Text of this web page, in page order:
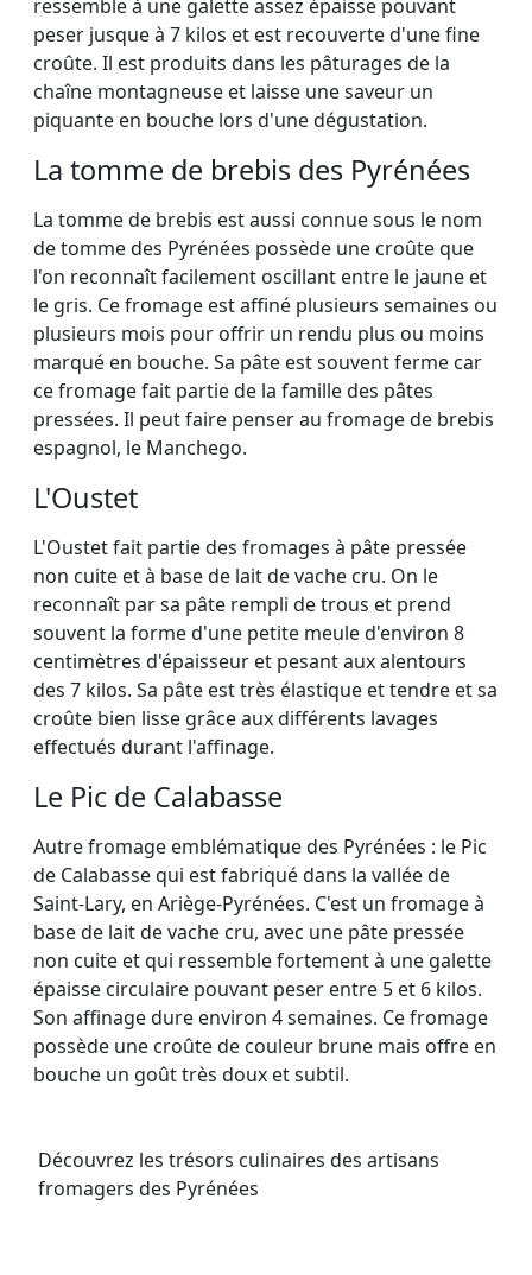
ressemble à une galette assez épaisse pouvant
peser jusque à 7 kilos et est recouverte d'une fine
croûte. Il est produits dans les pâturages de la
chaîne montagneuse et laisse une saveur un
piquante en bouche lors d'une dégustation.
La tomme de brebis des Pyrénées
La tomme de brebis est aussi connue sous le nom
de tomme des Pyrénées possède une croûte que
l'on reconnaît facilement oscillant entre le jaune et
le gris. Ce fromage est affiné plusieurs semaines ou
plusieurs mois pour offrir un rendu plus ou moins
marqué en bouche. Sa pâte est souvent ferme car
ce fromage fait partie de la famille des pâtes
pressées. Il peut faire penser au fromage de brebis
espagnol, le Manchego.
L'Oustet
L'Oustet fait partie des fromages à pâte pressée
non cuite et à base de lait de vache cru. On le
reconnaît par sa pâte rempli de trous et prend
souvent la forme d'une petite meule d'environ 8
centimètres d'épaisseur et pesant aux alentours
des 7 kilos. Sa pâte est très élastique et tendre et sa
croûte bien lisse grâce aux différents lavages
effectués durant l'affinage.
Le Pic de Calabasse
Autre fromage emblématique des Pyrénées : le Pic
de Calabasse qui est fabriqué dans la vallée de
Saint-Lary, en Ariège-Pyrénées. C'est un fromage à
base de lait de vache cru, avec une pâte pressée
non cuite et qui ressemble fortement à une galette
épaisse circulaire pouvant peser entre 5 et 6 kilos.
Son affinage dure environ 4 semaines. Ce fromage
possède une croûte de couleur brune mais offre en
bouche un goût très doux et subtil.
Découvrez les trésors culinaires des artisans
fromagers des Pyrénées